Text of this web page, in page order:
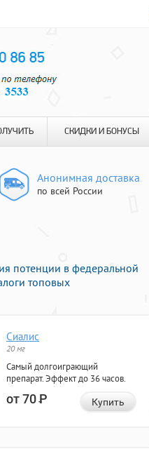
СКИДКИ И БОНУСЫ
Анонимная доставка
по всей России
потенции в федеральной
топовых
Сиалис
20 мг
Самый долгоиграющий
препарат. Эффект до 36 часов.
от 70Р Купить